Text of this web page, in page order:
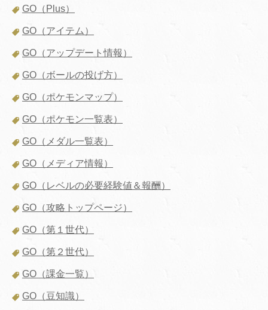
GO（Plus）
GO（アイテム）
GO（アップデート情報）
GO（ボールの投げ方）
GO（ポケモンマップ）
GO（ポケモン一覧表）
GO（メダル一覧表）
GO（メディア情報）
GO（レベルの必要経験値＆報酬）
GO（攻略トップページ）
GO（第１世代）
GO（第２世代）
GO（課金一覧）
GO（豆知識）